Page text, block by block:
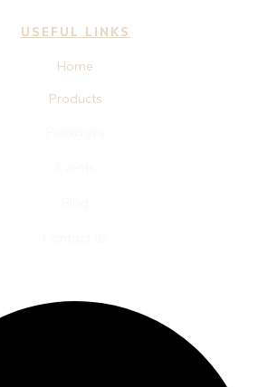
USEFUL LINKS
Home
Products